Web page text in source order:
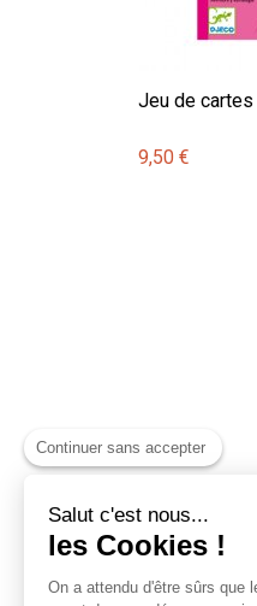
Jeu de cartes
9,50 €
Nos univers
Continuer sans accepter
Salut c'est nous...
les Cookies !
On a attendu d'être sûrs que